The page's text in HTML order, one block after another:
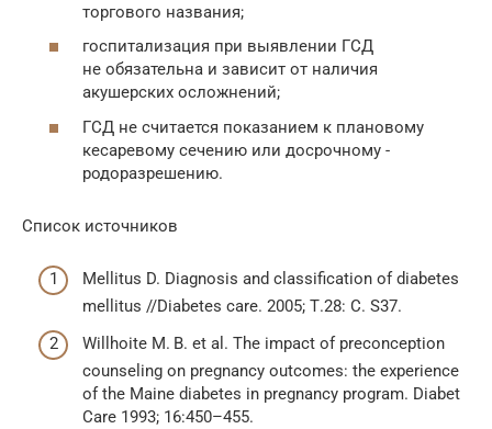
торгового ­названия;
госпитализация при выявлении ГСД
не обязательна и зависит от наличия
акушерских ­осложнений;
ГСД не считается показанием к плановому
кесаревому сечению или досрочному ­
родоразрешению.
Список источников
Mellitus D. Diagnosis and classification of diabetes
mellitus //Diabetes care. 2005; Т.28: С. S37.
Willhoite M. B. et al. The impact of preconception
counseling on pregnancy outcomes: the experience
of the Maine diabetes in pregnancy program. Diabet
Care 1993; 16:450–455.